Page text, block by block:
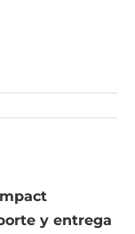
y entrega